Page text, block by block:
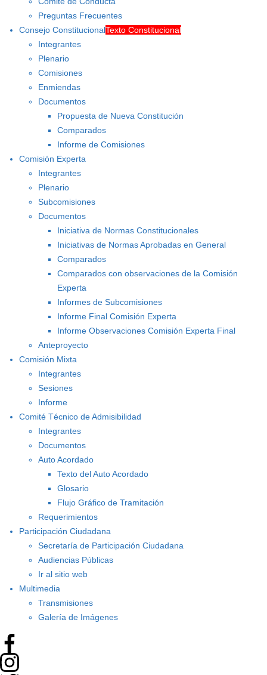
Preguntas Frecuentes
Consejo ConstitucionalTexto Constitucional
Integrantes
Plenario
Comisiones
Enmiendas
Documentos
Propuesta de Nueva Constitución
Comparados
Informe de Comisiones
Comisión Experta
Integrantes
Plenario
Subcomisiones
Documentos
Iniciativa de Normas Constitucionales
Iniciativas de Normas Aprobadas en General
Comparados
Comparados con observaciones de la Comisión
Experta
Informes de Subcomisiones
Informe Final Comisión Experta
Informe Observaciones Comisión Experta Final
Anteproyecto
Comisión Mixta
Integrantes
Sesiones
Informe
Comité Técnico de Admisibilidad
Integrantes
Documentos
Auto Acordado
Texto del Auto Acordado
Glosario
Flujo Gráfico de Tramitación
Requerimientos
Participación Ciudadana
Secretaría de Participación Ciudadana
Audiencias Públicas
Ir al sitio web
Multimedia
Transmisiones
Galería de Imágenes